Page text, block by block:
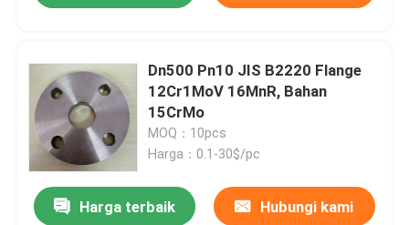
Dn500 Pn10 JIS B2220 Flange
12Cr1MoV 16MnR, Bahan
15CrMo
MOQ：10pcs
Harga：0.1-30$/pc
Harga terbaik Hubungi kami